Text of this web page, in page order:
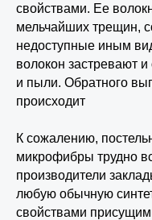
свойствами. Ее
мельчайших трещин,
недоступные иным
волокон застревают
и пыли. Обратного
происходит
К сожалению,
микрофибры трудно
производители
любую обычную
свойствами